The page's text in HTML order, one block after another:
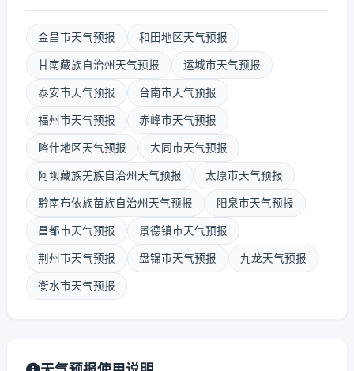
金昌市天气预报 和田地区天气预报
甘南藏族自治州天气预报 运城市天气预报
泰安市天气预报 台南市天气预报
福州市天气预报 赤峰市天气预报
喀什地区天气预报 大同市天气预报
阿坝藏族羌族自治州天气预报 太原市天气预报
黔南布依族苗族自治州天气预报 阳泉市天气预报
昌都市天气预报 景德镇市天气预报
荆州市天气预报 盘锦市天气预报 九龙天气预报
衡水市天气预报